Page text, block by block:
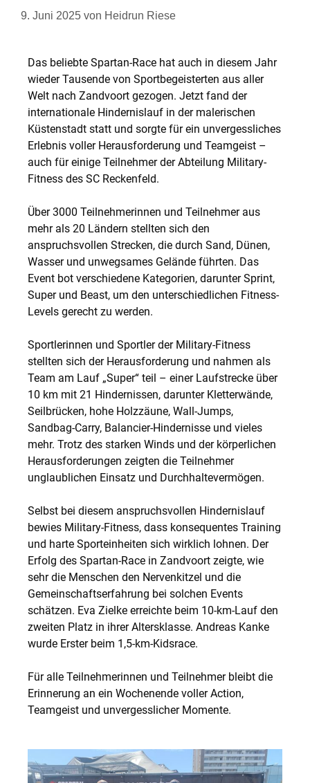
9. Juni 2025 von Heidrun Riese
Das beliebte Spartan-Race hat auch in diesem Jahr
wieder Tausende von Sportbegeisterten aus aller
Welt nach Zandvoort gezogen. Jetzt fand der
internationale Hindernislauf in der malerischen
Küstenstadt statt und sorgte für ein unvergessliches
Erlebnis voller Herausforderung und Teamgeist –
auch für einige Teilnehmer der Abteilung Military-
Fitness des SC Reckenfeld.
Über 3000 Teilnehmerinnen und Teilnehmer aus
mehr als 20 Ländern stellten sich den
anspruchsvollen Strecken, die durch Sand, Dünen,
Wasser und unwegsames Gelände führten. Das
Event bot verschiedene Kategorien, darunter Sprint,
Super und Beast, um den unterschiedlichen Fitness-
Levels gerecht zu werden.
Sportlerinnen und Sportler der Military-Fitness
stellten sich der Herausforderung und nahmen als
Team am Lauf „Super“ teil – einer Laufstrecke über
10 km mit 21 Hindernissen, darunter Kletterwände,
Seilbrücken, hohe Holzzäune, Wall-Jumps,
Sandbag-Carry, Balancier-Hindernisse und vieles
mehr. Trotz des starken Winds und der körperlichen
Herausforderungen zeigten die Teilnehmer
unglaublichen Einsatz und Durchhaltevermögen.
Selbst bei diesem anspruchsvollen Hindernislauf
bewies Military-Fitness, dass konsequentes Training
und harte Sporteinheiten sich wirklich lohnen. Der
Erfolg des Spartan-Race in Zandvoort zeigte, wie
sehr die Menschen den Nervenkitzel und die
Gemeinschaftserfahrung bei solchen Events
schätzen. Eva Zielke erreichte beim 10-km-Lauf den
zweiten Platz in ihrer Altersklasse. Andreas Kanke
wurde Erster beim 1,5-km-Kidsrace.
Für alle Teilnehmerinnen und Teilnehmer bleibt die
Erinnerung an ein Wochenende voller Action,
Teamgeist und unvergesslicher Momente.